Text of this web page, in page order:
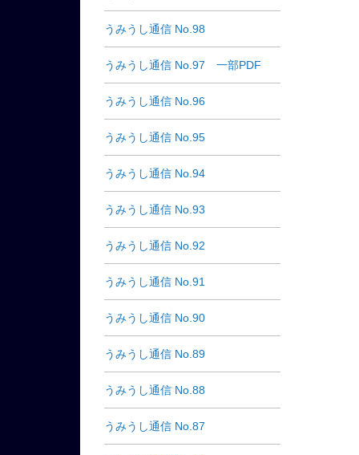
うみうし通信 No.98
うみうし通信 No.97 一部PDF
うみうし通信 No.96
うみうし通信 No.95
うみうし通信 No.94
うみうし通信 No.93
うみうし通信 No.92
うみうし通信 No.91
うみうし通信 No.90
うみうし通信 No.89
うみうし通信 No.88
うみうし通信 No.87